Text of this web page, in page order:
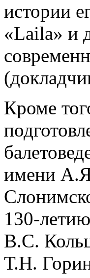
истории
«Laila» и
Кроме
имени
130-
В.С.
Т.Н.